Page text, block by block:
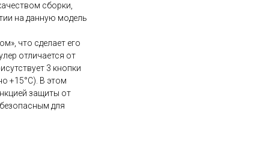
сборки,
на данную модель
что сделает его
отличается от
3 кнопки
+15°C). В этом
защиты от
для